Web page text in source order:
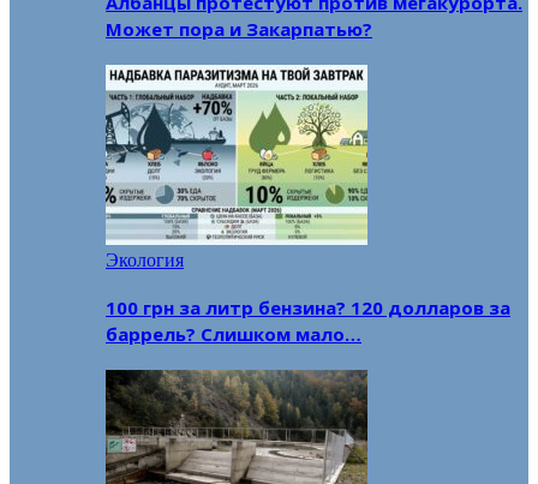
Может пора и Закарпатью?
Экология
100 грн за литр бензина? 120 долларов за
баррель? Слишком мало…